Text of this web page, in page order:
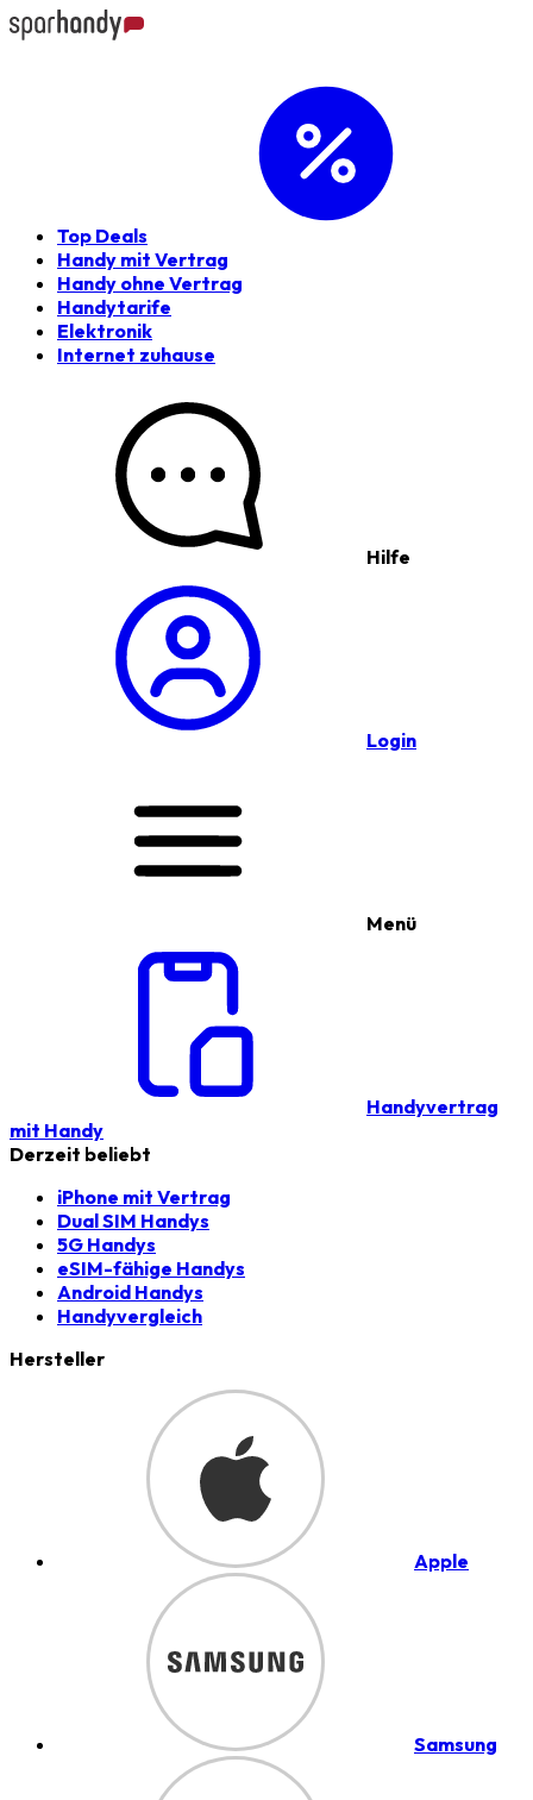
Top Deals
Handy mit Vertrag
Handy ohne Vertrag
Handytarife
Elektronik
Internet zuhause
Hilfe
Login
Menü
Handyvertrag
mit Handy
Derzeit beliebt
iPhone mit Vertrag
Dual SIM Handys
5G Handys
eSIM-fähige Handys
Android Handys
Handyvergleich
Hersteller
Apple
Samsung